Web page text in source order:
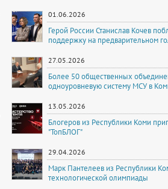
01.06.2026
Герой России Станислав Кочев
поддержку на предварительном
27.05.2026
Более 50 общественных
одноуровневую систему МСУ в
13.05.2026
Блогеров из Республики Коми
"ТопБЛОГ"
29.04.2026
Марк Пантелеев из Республики
технологической олимпиады